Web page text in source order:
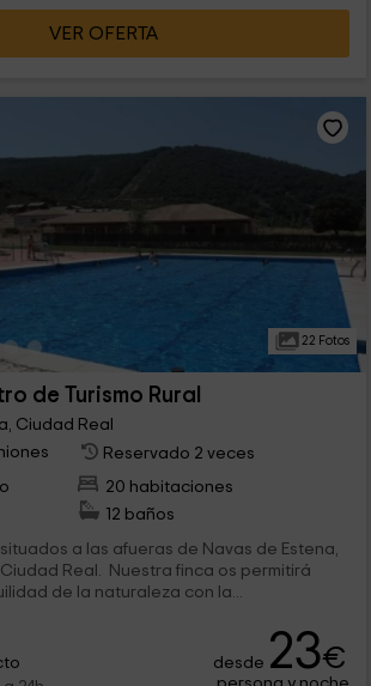
VER OFERTA
22 Fotos
de Turismo Rural
Ciudad Real
Reservado 2 veces
20 habitaciones
12 baños
a las afueras de Navas de Estena,
Real. Nuestra finca os permitirá
de la naturaleza con la...
desde 23€